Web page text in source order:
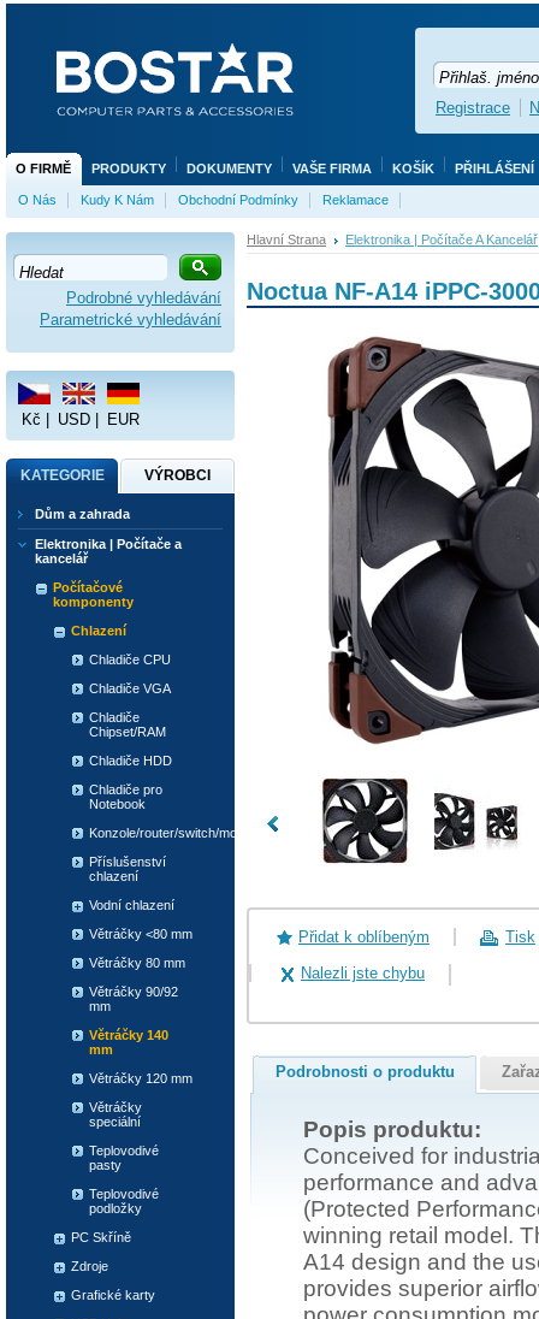
Hlavní Strana Elektronika | Počítače A Kancelář
Noctua NF-A14 iPPC-
Přidat k oblíbeným
Tisk
Nalezli jste chybu
Podrobnosti o produktu
Popis produktu:
Conceived for
performance and
(Protected
winning retail model.
A14 design and the
provides superior
Podrobné vyhledávání
Parametrické vyhledávání
Kč USD EUR
KATEGORIE VÝROBCI
Dům a zahrada
Elektronika | Počítače a
kancelář
Počítačové
komponenty
Chlazení
Chladiče CPU
Chladiče VGA
Chladiče
Chipset/RAM
Chladiče HDD
Chladiče pro
Notebook
Konzole/router/switch/modem
Příslušenství
chlazení
Vodní chlazení
Větráčky <80 mm
Větráčky 80 mm
Větráčky 90/92
mm
Větráčky 140
mm
Větráčky 120 mm
Větráčky
speciální
Teplovodivé
pasty
Teplovodivé
podložky
PC Skříně
Zdroje
Grafické karty
O FIRMĚ PRODUKTY DOKUMENTY VAŠE FIRMA KOŠÍK PŘIHLÁŠENÍ
O Nás Kudy K Nám Obchodní Podmínky Reklamace
Registrace